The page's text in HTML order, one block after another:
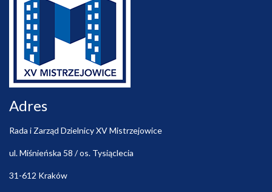
Adres
Rada i Zarząd Dzielnicy XV Mistrzejowice
ul. Miśnieńska 58 / os. Tysiąclecia
31-612 Kraków